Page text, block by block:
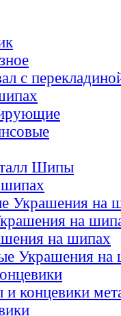
с
Шипы
Украшения на
на
на шипах
Украшения на
и концевики